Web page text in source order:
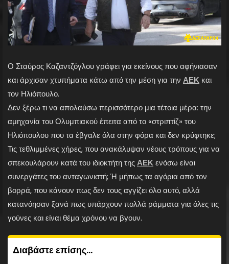
Ο Σταύρος Καζαντζόγλου γράφει για εκείνους που αφήνιασαν
και άρχισαν χτυπήματα κάτω από την μέση για την ΑΕΚ και
τον Ηλιόπουλο.
Δεν ξέρω τι να απολαύσω περισσότερο μια τέτοια μέρα: την
αμηχανία του Ολυμπιακού έπειτα από το «στριπτίζ» του
Ηλιόπουλου που τα έβγαλε όλα στην φόρα και δεν κρύφτηκε;
Τις τεθλιμμένες χήρες, που ανακάλυψαν νέους τρόπους για να
σπεκουλάρουν κατά του ιδιοκτήτη τηςΑΕΚενόσω είναι
συνεργάτες του ανταγωνιστή; Ή μήπως τα αγόρια από τον
βορρά, που κάνουν πως δεν τους αγγίζει όλο αυτό, αλλά
κατανόησαν ξανά πως υπάρχουν πολλά ράμματα για όλες τις
γούνες και είναι θέμα χρόνου να βγουν.
Διαβάστε επίσης...